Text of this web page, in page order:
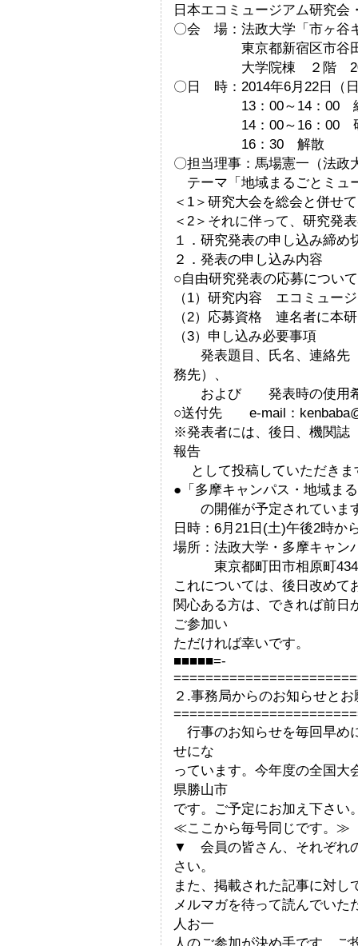
日本エコミュージアム研究
〇会 場：法政大学「市ヶ谷
東京都新宿区市谷田
大学院棟 ２階
〇日 時：2014年6月22日（
13：00～14：00
14：00～16：00 研
16：30 解散
〇担当理事：馬場憲一（法政
テーマ「地域まるごとミュ
＜1＞研究大会を総会と併せ
＜2＞それに伴って、研究発
１．研究発表の申し込み締め
２．発表の申し込み内容
○自由研究発表の応募について
（1）研究内容 エコミュー
（2）応募資格 連名者に本
（3）申し込み必要事項
発表題目、氏名、連絡先
務先）、
および 発表時の使用希望
○送付先 e-mail：
※発表者には、後日、機関誌
報告
として投稿していただきま
●「多摩キャンパス・地域ま
の開催が予定されていま
日時：6月21日(土)午後2時
場所：法政大学・多摩キャン
東京都町田市相原町
これについては、後日改めて
関心ある方は、できれば前日
ご参加い
ただければ幸いです。
■■■■■=-
２.事務局からのお知らせとお
行事のお知らせを毎回早め
せにな
っています。今年度の全国大
県勝山市
です。ご予定にお加え下さい
≪ここから毎号同じです。≫
▼ 会員の皆さん、それぞれ
さい。
また、掲載された記事に対
メルマガを待って読んでいた
人お一
人のご参加が決め手です。ご